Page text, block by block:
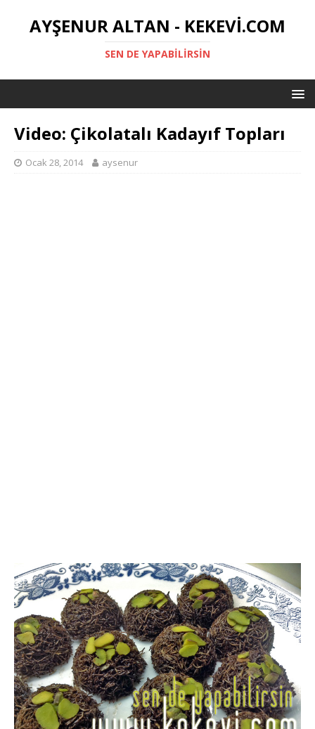
AYŞENUR ALTAN - KEKEVI.COM
SEN DE YAPABILIRSIN
Video: Çikolatalı Kadayıf Topları
Ocak 28, 2014 aysenur